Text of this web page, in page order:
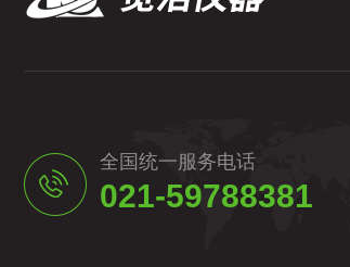
全国统一服务电话
021-59788381